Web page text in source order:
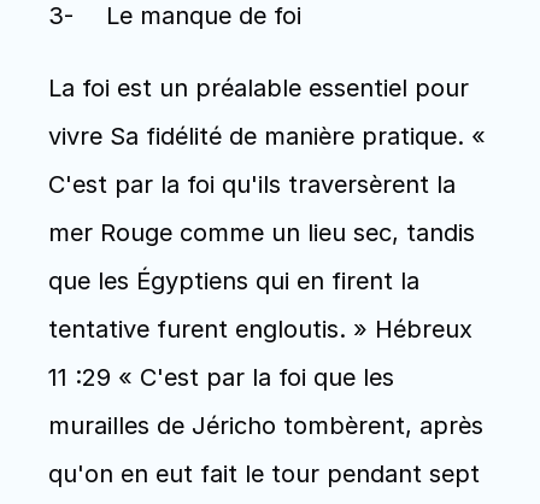
3-	Le manque de foi
La foi est un préalable essentiel pour
vivre Sa fidélité de manière pratique. «
C'est par la foi qu'ils traversèrent la
mer Rouge comme un lieu sec, tandis
que les Égyptiens qui en firent la
tentative furent engloutis. » Hébreux
11 :29 « C'est par la foi que les
murailles de Jéricho tombèrent, après
qu'on en eut fait le tour pendant sept